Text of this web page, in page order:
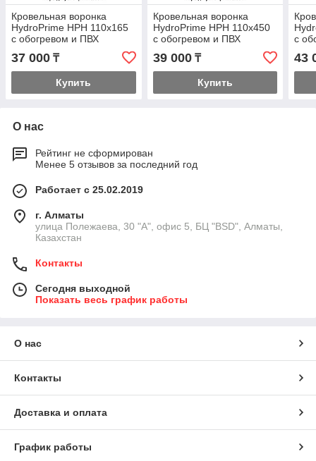
Кровельная воронка
HydroPrime HPH 110x165
с обогревом и ПВХ
полотном
37 000 ₸
Купить
Кровельная воронка
HydroPrime HPH 110x450
с обогревом и ПВХ
полотном
39 000₸
Купить
с
43
О нас
Рейтинг не сформирован
Менее 5 отзывов за последний год
Работает с 25.02.2019
г. Алматы
улица Полежаева, 30 "А", офис 5, БЦ "BSD", Алматы,
Казахстан
Контакты
Сегодня выходной
Показать весь график работы
О нас
Контакты
Доставка и оплата
График работы